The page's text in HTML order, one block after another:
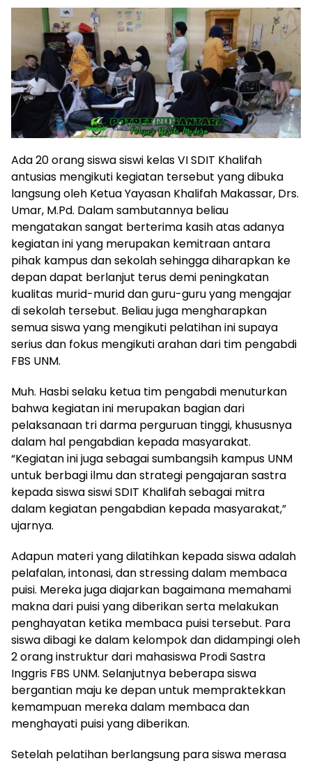
Ada 20 orang siswa siswi kelas VI SDIT Khalifah
antusias mengikuti kegiatan tersebut yang dibuka
langsung oleh Ketua Yayasan Khalifah Makassar, Drs.
Umar, M.Pd. Dalam sambutannya beliau
mengatakan sangat berterima kasih atas adanya
kegiatan ini yang merupakan kemitraan antara
pihak kampus dan sekolah sehingga diharapkan ke
depan dapat berlanjut terus demi peningkatan
kualitas murid-murid dan guru-guru yang mengajar
di sekolah tersebut. Beliau juga mengharapkan
semua siswa yang mengikuti pelatihan ini supaya
serius dan fokus mengikuti arahan dari tim pengabdi
FBS UNM.
Muh. Hasbi selaku ketua tim pengabdi menuturkan
bahwa kegiatan ini merupakan bagian dari
pelaksanaan tri darma perguruan tinggi, khususnya
dalam hal pengabdian kepada masyarakat.
“Kegiatan ini juga sebagai sumbangsih kampus UNM
untuk berbagi ilmu dan strategi pengajaran sastra
kepada siswa siswi SDIT Khalifah sebagai mitra
dalam kegiatan pengabdian kepada masyarakat,”
ujarnya.
Adapun materi yang dilatihkan kepada siswa adalah
pelafalan, intonasi, dan stressing dalam membaca
puisi. Mereka juga diajarkan bagaimana memahami
makna dari puisi yang diberikan serta melakukan
penghayatan ketika membaca puisi tersebut. Para
siswa dibagi ke dalam kelompok dan didampingi oleh
2 orang instruktur dari mahasiswa Prodi Sastra
Inggris FBS UNM. Selanjutnya beberapa siswa
bergantian maju ke depan untuk mempraktekkan
kemampuan mereka dalam membaca dan
menghayati puisi yang diberikan.
Setelah pelatihan berlangsung para siswa merasa